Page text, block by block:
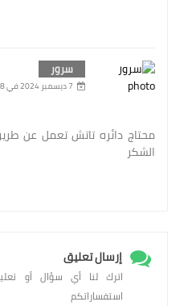
سرور
7 ديسمبر 2024 في 10:48 ص
محتاج دائره تاتش تعمل عن
الشكر
إرسال تعليق
اترك لنا أي سؤال أو
استفساراتكم